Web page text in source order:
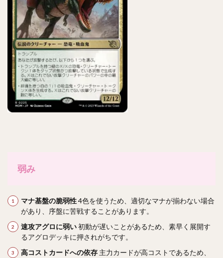
弱み
マナ基盤の脆弱性4色を使うため、適切なマナが揃わない場合
があり、序盤に苦戦することがあります。
速攻アグロに弱い初動が遅いことがあるため、素早く展開す
るアグロデッキに押されがちです。
高コストカードへの依存 主力カードが高コストであるため、